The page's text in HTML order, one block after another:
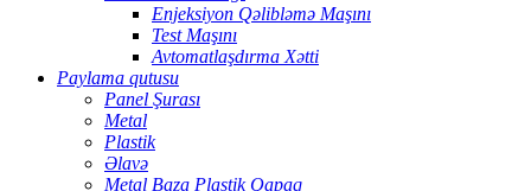
Enjeksiyon Qəlibləmə Maşını
Test Maşını
Avtomatlaşdırma Xətti
Paylama qutusu
Panel Şurası
Metal
Plastik
Əlavə
Metal Baza Plastik Qapaq